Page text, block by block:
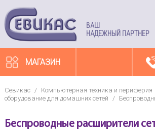
ВАШ
НАДЕЖНЫЙ ПАРТНЕР
МАГАЗИН
Севикас / Компьютерная техника и периферия
оборудование для домашних сетей /
Беспроводные расширители